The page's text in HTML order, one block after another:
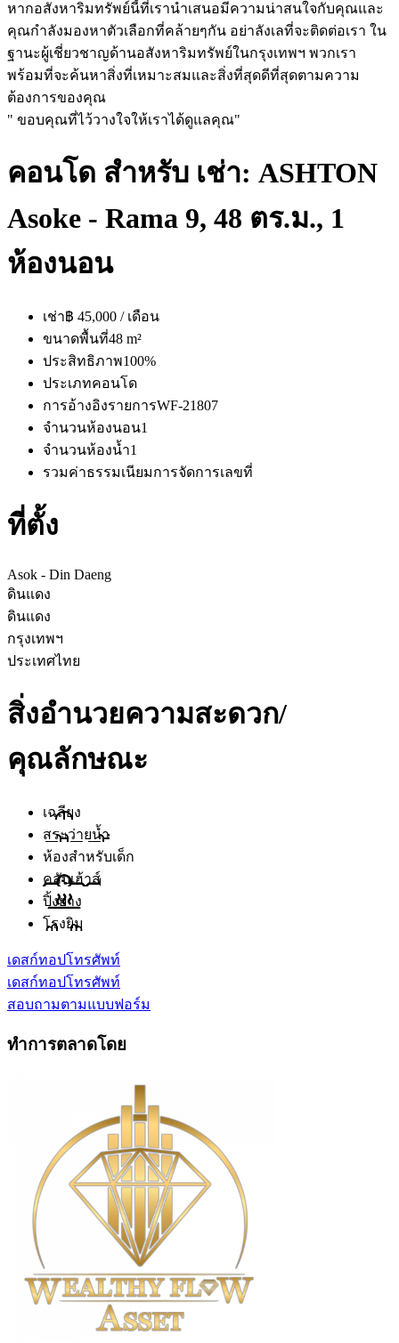
หากอสังหาริมทรัพย์นี้ที่เรานำเสนอมีความน่าสนใจกับคุณและ
คุณกำลังมองหาตัวเลือกที่คล้ายๆกัน อย่าลังเลที่จะติดต่อเรา ใน
ฐานะผู้เชี่ยวชาญด้านอสังหาริมทรัพย์ในกรุงเทพฯ พวกเรา
พร้อมที่จะค้นหาสิ่งที่เหมาะสมและสิ่งที่สุดดีที่สุดตามความ
ต้องการของคุณ
" ขอบคุณที่ไว้วางใจให้เราได้ดูแลคุณ"
คอนโด สำหรับ เช่า: ASHTON
Asoke - Rama 9, 48 ตร.ม., 1
ห้องนอน
เช่า฿ 45,000 / เดือน
ขนาดพื้นที่48 m²
ประสิทธิภาพ100%
ประเภทคอนโด
การอ้างอิงรายการWF-21807
จำนวนห้องนอน1
จำนวนห้องน้ำ1
รวมค่าธรรมเนียมการจัดการเลขที่
ที่ตั้ง
Asok - Din Daeng
ดินแดง
ดินแดง
กรุงเทพฯ
ประเทศไทย
สิ่งอำนวยความสะดวก/
คุณลักษณะ
เฉลียง
สระว่ายน้ำ
ห้องสำหรับเด็ก
คลับเฮ้าส์
ปิ้งย่าง
โรงยิม
เดสก์ทอปโทรศัพท์
เดสก์ทอปโทรศัพท์
สอบถามตามแบบฟอร์ม
ทำการตลาดโดย